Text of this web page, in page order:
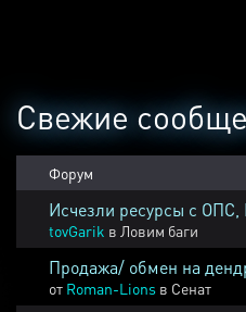
Свежие
Форум
Исчезли ресурсы с ОПС,
tovGarik в Ловим баги
Продажа/ обмен на
от Roman-Lions в Сенат